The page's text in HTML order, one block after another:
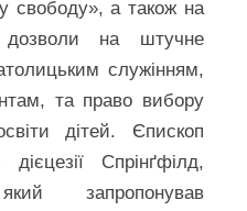
свободу», а також на
на штучне
служінням,
та право вибору
дітей. Єпископ
Спрінґфілд,
запропонував